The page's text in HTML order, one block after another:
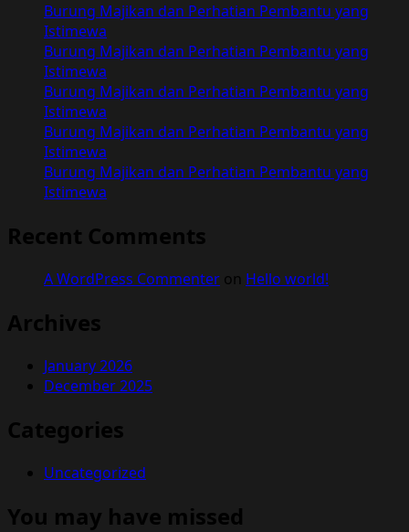
Burung Majikan dan Perhatian Pembantu yang
Istimewa
Burung Majikan dan Perhatian Pembantu yang
Istimewa
Burung Majikan dan Perhatian Pembantu yang
Istimewa
Burung Majikan dan Perhatian Pembantu yang
Istimewa
Burung Majikan dan Perhatian Pembantu yang
Istimewa
Recent Comments
A WordPress Commenter on Hello world!
Archives
January 2026
December 2025
Categories
Uncategorized
You may have missed